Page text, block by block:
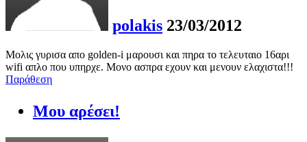
polakis 23/03/2012
Μολις γυρισα απο golden-i μαρουσι και πηρα το τελευταιο 16αρι
wifi απλο που υπηρχε. Μονο ασπρα εχουν και μενουν ελαχιστα!!!
Παράθεση
Μου αρέσει!